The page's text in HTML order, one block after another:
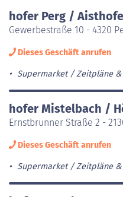
hofer Perg /
Gewerbestraße 10 - 4320
Dieses Geschäft anrufen
Supermarket Zeitpläne &
hofer Mistelbach /
Ernstbrunner Straße 2 -
Dieses Geschäft anrufen
Supermarket Zeitpläne &